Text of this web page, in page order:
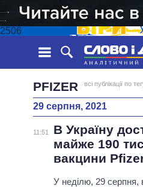
2506
СТРІЧКА
ПОДІЇ
СТАТТІ
ДУМКИ
ОГЛЯДИ
УСІ ПОЛІТИКИ
ПРЕЗИДЕНТ І ОФІС
PFIZER всі публікації по
29 серпня, 2021
11:51
В Україну
майже 190
вакцини
У неділю, 29 серпня,